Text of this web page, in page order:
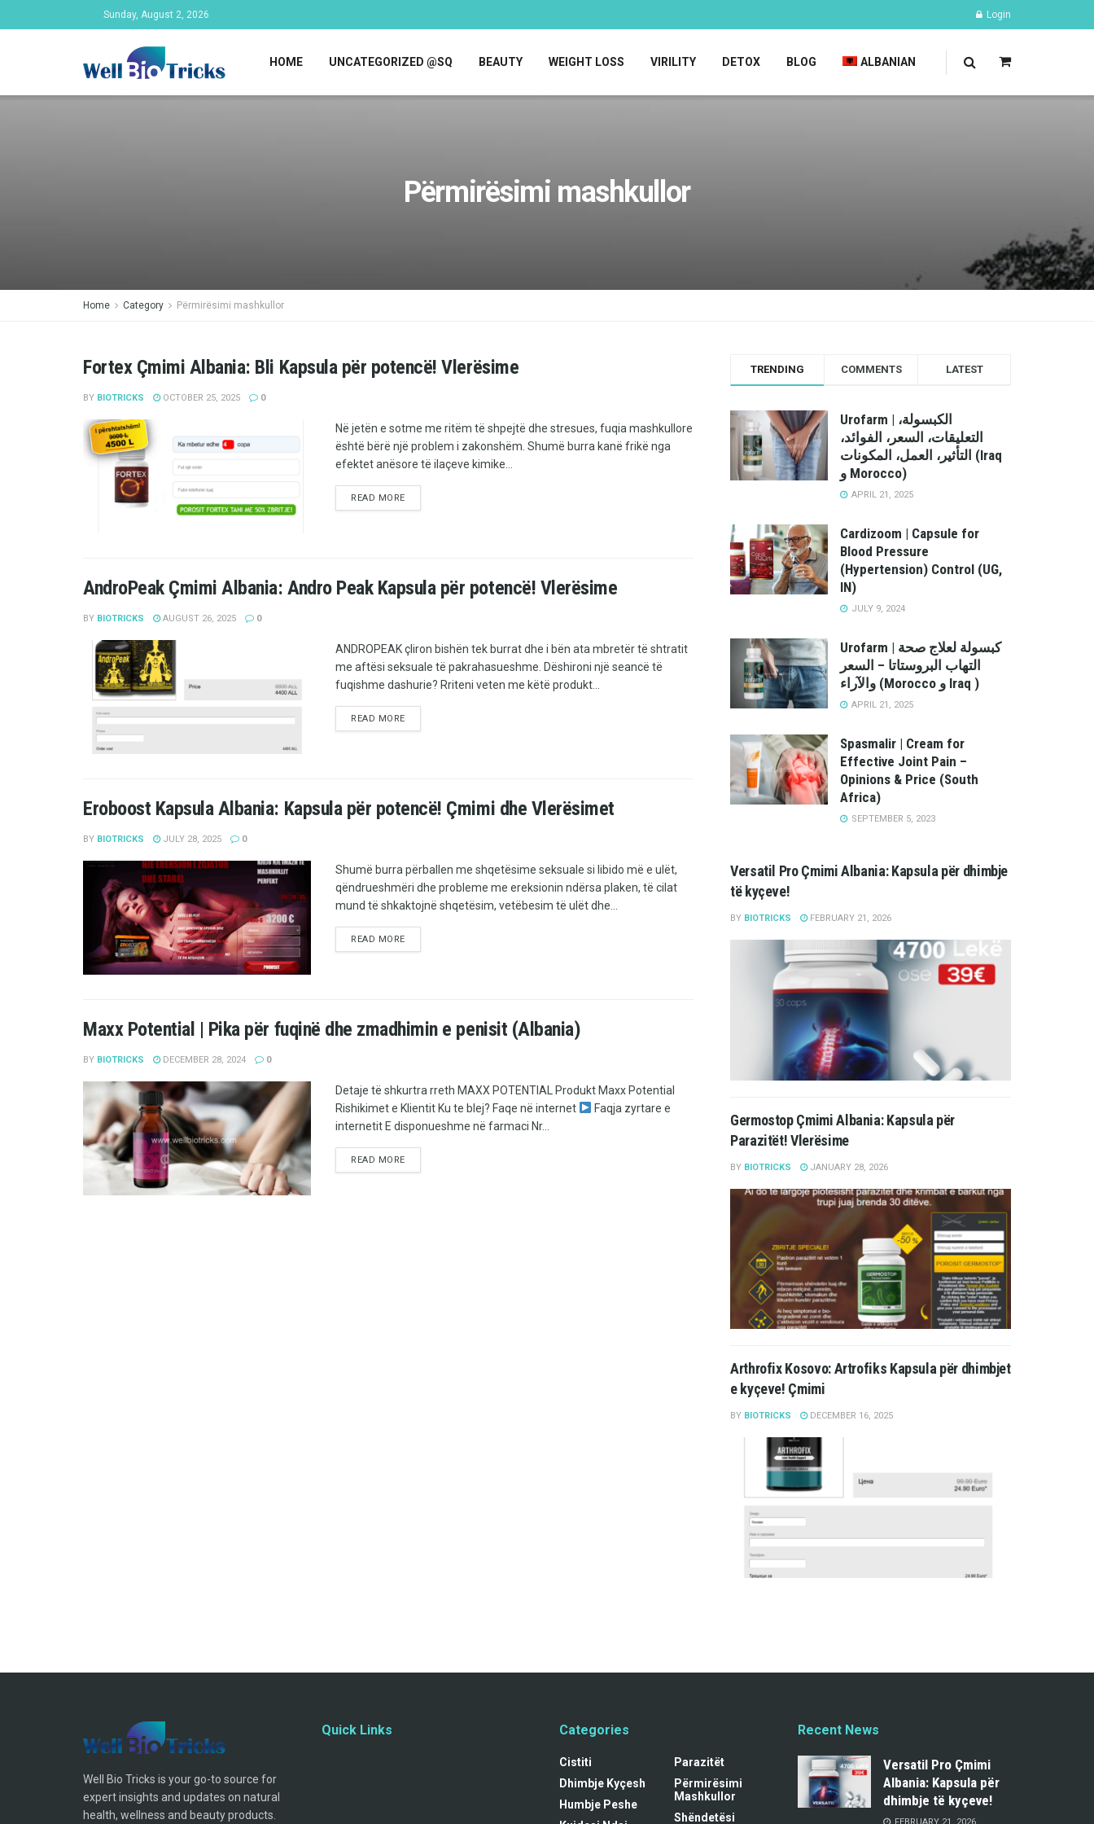
Sunday, August 2, 2026 Login
HOME UNCATEGORIZED @SQ BEAUTY WEIGHT LOSS VIRILITY DETOX BLOG ALBANIAN
Përmirësimi mashkullor
Home Category Përmirësimi mashkullor
Fortex Çmimi Albania: Bli Kapsula për potencë! Vlerësime
BY BIOTRICKS OCTOBER 25, 2025 0
Në jetën e sotme me ritëm të shpejtë dhe stresues, fuqia mashkullore
është bërë një problem i zakonshëm. Shumë burra kanë frikë nga
efektet anësore të ilaçeve kimike...
READ MORE
AndroPeak Çmimi Albania: Andro Peak Kapsula për potencë! Vlerësime
BY BIOTRICKS AUGUST 26, 2025 0
ANDROPEAK çliron bishën tek burrat dhe i bën ata mbretër të shtratit
me aftësi seksuale të pakrahasueshme. Dëshironi një seancë të
fuqishme dashurie? Rriteni veten me këtë produkt...
READ MORE
Eroboost Kapsula Albania: Kapsula për potencë! Çmimi dhe Vlerësimet
BY BIOTRICKS JULY 28, 2025 0
Shumë burra përballen me shqetësime seksuale si libido më e ulët,
qëndrueshmëri dhe probleme me ereksionin ndërsa plaken, të cilat
mund të shkaktojnë shqetësim, vetëbesim të ulët dhe...
READ MORE
Maxx Potential | Pika për fuqinë dhe zmadhimin e penisit (Albania)
BY BIOTRICKS DECEMBER 28, 2024 0
Detaje të shkurtra rreth MAXX POTENTIAL Produkt Maxx Potential
Rishikimet e Klientit Ku te blej? Faqe në internet
Faqja zyrtare e
internetit E disponueshme në farmaci Nr...
READ MORE
TRENDING COMMENTS LATEST
Urofarm | الكبسولة،
التعليقات، السعر، الفوائد،
التأثير، العمل، المكونات (Iraq
و Morocco)
APRIL 21, 2025
Cardizoom | Capsule for
Blood Pressure
(Hypertension) Control (UG,
IN)
JULY 9, 2024
Urofarm | كبسولة لعلاج صحة
التهاب البروستاتا – السعر
والآراء (Morocco و Iraq )
APRIL 21, 2025
Spasmalir | Cream for
Effective Joint Pain –
Opinions & Price (South
Africa)
SEPTEMBER 5, 2023
Versatil Pro Çmimi Albania: Kapsula për dhimbje
të kyçeve!
BY BIOTRICKS FEBRUARY 21, 2026
Germostop Çmimi Albania: Kapsula për
Parazitët! Vlerësime
BY BIOTRICKS JANUARY 28, 2026
Arthrofix Kosovo: Artrofiks Kapsula për dhimbjet
e kyçeve! Çmimi
BY BIOTRICKS DECEMBER 16, 2025
Well Bio Tricks is your go-to source for
expert insights and updates on natural
health, wellness and beauty products.
Quick Links Categories
Cistiti
Dhimbje Kyçesh
Humbje Peshe
Parazitët
Përmirësimi
Mashkullor
Shëndetësi
Recent News
Versatil Pro Çmimi
Albania: Kapsula për
dhimbje të kyçeve!
FEBRUARY 21, 2026